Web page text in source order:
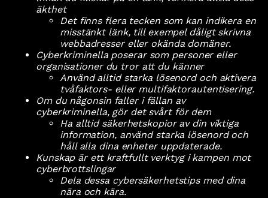
äkthet
Det finns flera tecken som kan indikera en
misstänkt länk, till exempel dåligt skrivna
webbadresser eller okända domäner.
Cyberkriminella poserar som personer eller
organisationer du tror att du känner
Använd alltid starka lösenord och aktivera
tvåfaktors- eller multifaktorautentisering.
Om du någonsin faller i fällan av
cyberkriminella, gör det svårt för dem
Ha alltid säkerhetskopior av din viktiga
information, använd starka lösenord och
håll alla dina enheter uppdaterade.
Kunskap är ett kraftfullt verktyg i kampen mot
cyberbrottslingar
Dela dessa cybersäkerhetstips med dina
nära och kära.